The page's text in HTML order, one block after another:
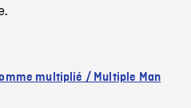
multiplié / Multiple Man